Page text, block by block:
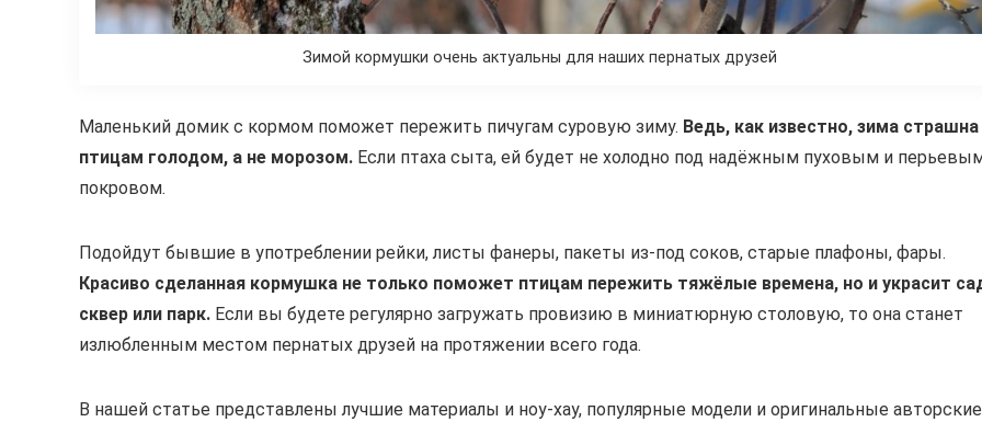
Зимой кормушки очень актуальны для наших пернатых друзей
Маленький домик с кормом поможет пережить пичугам суровую зиму. Ведь, как известно, зима страшна
птицам голодом, а не морозом. Если птаха сыта, ей будет не холодно под надёжным пуховым и
покровом.
Подойдут бывшие в употреблении рейки, листы фанеры, пакеты из-под соков, старые плафоны, фары.
Красиво сделанная кормушка не только поможет птицам пережить тяжёлые времена, но и украсит
сквер или парк. Если вы будете регулярно загружать провизию в миниатюрную столовую, то она станет
излюбленным местом пернатых друзей на протяжении всего года.
В нашей статье представлены лучшие материалы и ноу-хау, популярные модели и оригинальные авторские